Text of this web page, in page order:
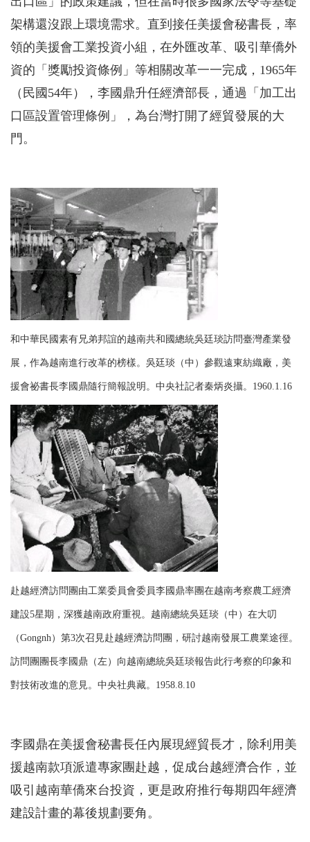
架構還沒跟上環境需求。直到接任美援會秘書長，率
領的美援會工業投資小組，在外匯改革、吸引華僑外
資的「獎勵投資條例」等相關改革一一完成，1965年
（民國54年），李國鼎升任經濟部長，通過「加工出
口區設置管理條例」，為台灣打開了經貿發展的大
門。
和中華民國素有兄弟邦誼的越南共和國總統吳廷琰訪問臺灣產業發
展，作為越南進行改革的榜樣。吳廷琰（中）參觀遠東紡織廠，美
援會祕書長李國鼎隨行簡報說明。中央社記者秦炳炎攝。1960.1.16
赴越經濟訪問團由工業委員會委員李國鼎率團在越南考察農工經濟
建設5星期，深獲越南政府重視。越南總統吳廷琰（中）在大叨
（Gongnh）第3次召見赴越經濟訪問團，研討越南發展工農業途徑。
訪問團團長李國鼎（左）向越南總統吳廷琰報告此行考察的印象和
對技術改進的意見。中央社典藏。1958.8.10
李國鼎在美援會秘書長任內展現經貿長才，除利用美
援越南款項派遣專家團赴越，促成台越經濟合作，並
吸引越南華僑來台投資，更是政府推行每期四年經濟
建設計畫的幕後規劃要角。